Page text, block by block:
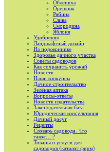
Облепиха
Орешник
Рябина
Слива
Смородина
Яблоня
Удобрения
Ландшафтный дизайн
На подоконнике
Здоровье дачного участка
Советы садоводов
Как сохранить урожай
Новости
Наши конкурсы
Дачное строительство
Зелёная аптека
Вопросы-ответы
Новости издательства
Законодательная база
Юридическая консультация
Дачный досуг
Рецепты
Словарь садовода. Что
такое… ?
Товары и услуги для
садоводов (каталог фирм)